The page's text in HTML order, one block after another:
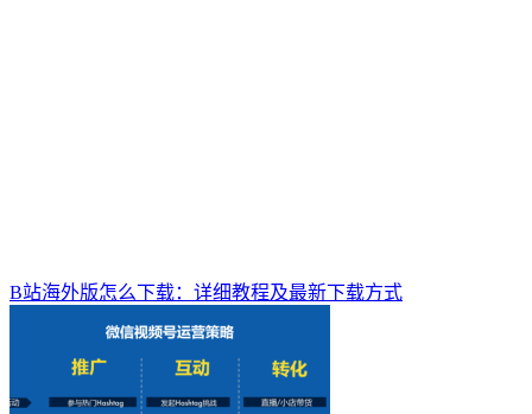
B站海外版怎么下载：详细教程及最新下载方式